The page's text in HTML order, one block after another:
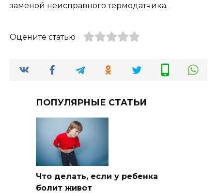
заменой неисправного термодатчика.
Оцените статью
ПОПУЛЯРНЫЕ СТАТЬИ
Что делать, если у ребенка
болит живот